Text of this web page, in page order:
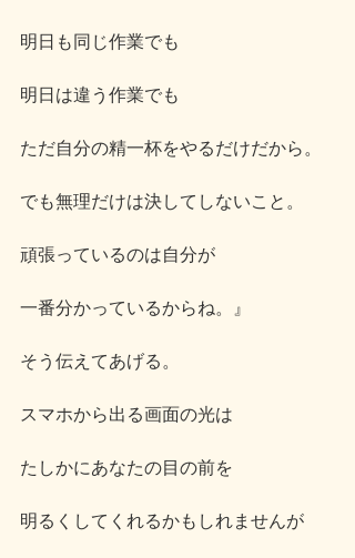
明日も同じ作業でも
明日は違う作業でも
ただ自分の精一杯をやるだけだから。
でも無理だけは決してしないこと。
頑張っているのは自分が
一番分かっているからね。』
そう伝えてあげる。
スマホから出る画面の光は
たしかにあなたの目の前を
明るくしてくれるかもしれませんが